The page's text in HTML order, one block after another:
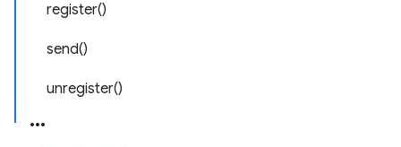
register()
send()
unregister()